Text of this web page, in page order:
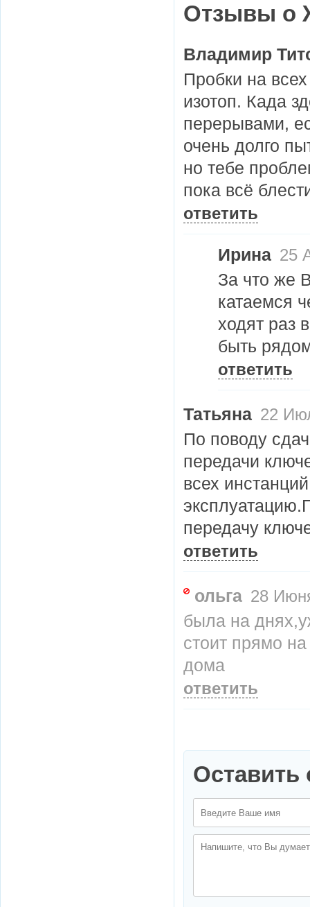
Отзывы о
Владимир
Пробки на
изотоп. Када
перерывами,
очень долго
но тебе
пока всё
ответить
Ирина 25
За что же
катаемся
ходят раз
быть
ответить
Татьяна 22
По поводу
передачи
всех
передачу
ответить
ольга 28
была на
стоит прямо
дома
ответить
Оставить